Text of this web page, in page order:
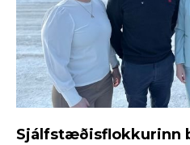
Sjálfstæðisflokkurinn